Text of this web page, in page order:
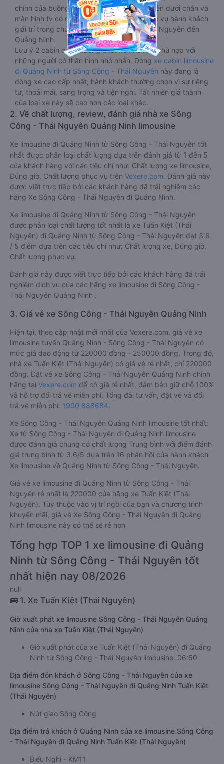
chính của buồng nằm chạy dọc trên đầu, đèn dưới chân và
màn hình tv có đầy đủ phim chuẩn HD phục vụ hành khách
giải trí trong chuyến đi từ Sông Công - Thái Nguyên đến
Quảng Ninh.
Lưu ý 2 cabin cuối thường thiết kế nhỏ hơn phù hợp với
những người có thân hình nhỏ nhắn. Dòng xe cabin limousine
đi Quảng Ninh từ Sông Công - Thái Nguyên này đang là
dòng xe cao cấp nhất, hành khách thường chọn vì sự riêng
tư, thoải mái, sang trọng và tiện nghi. Tất nhiên giá thành
của loại xe này sẽ cao hơn các loại khác.
2. Về chất lượng, review, đánh giá nhà xe Sông
Công - Thái Nguyên Quảng Ninh limousine
Xe limousine đi Quảng Ninh từ Sông Công - Thái Nguyên tốt
nhất được phân loại chất lượng dựa trên đánh giá từ 1 đến 5
của khách hàng với các tiêu chí như: Chất lượng xe limousine,
Đúng giờ, Chất lượng phục vụ trên Vexere.com. Đánh giá này
được viết trực tiếp bởi các khách hàng đã trải nghiệm các
hãng Xe Sông Công - Thái Nguyên đi Quảng Ninh.
Xe limousine đi Quảng Ninh từ Sông Công - Thái Nguyên
được phân loại chất lượng tốt nhất là xe Tuấn Kiệt (Thái
Nguyên) đi Quảng Ninh từ Sông Công - Thái Nguyên đạt 3.6
/ 5 điểm dựa trên các tiêu chí như: Chất lượng xe, Đúng giờ,
Chất lượng phục vụ.
Đánh giá này được viết trực tiếp bởi các khách hàng đã trải
nghiệm dịch vụ của các hãng xe limousine đi Sông Công -
Thái Nguyên Quảng Ninh .
3. Giá vé xe Sông Công - Thái Nguyên Quảng Ninh
Hiện tại, theo cập nhật mới nhất của Vexere.com, giá vé xe
limousine tuyến Quảng Ninh - Sông Công - Thái Nguyên có
mức giá dao động từ 220000 đồng - 250000 đồng. Trong đó,
nhà xe Tuấn Kiệt (Thái Nguyên) có giá vé rẻ nhất, chỉ 220000
đồng. Đặt vé xe Sông Công - Thái Nguyên Quảng Ninh chính
hãng tại Vexere.com để có giá rẻ nhất, đảm bảo giữ chỗ 100%
và hỗ trợ đổi trả vé miễn phí. Tổng đài tư vấn, đặt vé và đổi
trả vé miễn phí: 1900 888684.
Xe Sông Công - Thái Nguyên Quảng Ninh limousine tốt nhất:
Xe từ Sông Công - Thái Nguyên đi Quảng Ninh limousine
được đánh giá chung có chất lượng Trung bình với điểm đánh
giá trung bình từ 3.6/5 dựa trên 16 phản hồi của hành khách
Xe limousine về Quảng Ninh từ Sông Công - Thái Nguyên.
Giá vé xe limousine đi Quảng Ninh từ Sông Công - Thái
Nguyên rẻ nhất là 220000 của hãng xe Tuấn Kiệt (Thái
Nguyên). Tùy thuộc vào vị trí ngồi của bạn và chương trình
khuyến mãi, giá vé Xe Sông Công - Thái Nguyên đi Quảng
Ninh limousine này có thể sẽ rẻ hơn
Tổng hợp TOP 1 xe limousine đi Quảng
Ninh từ Sông Công - Thái Nguyên tốt
nhất hiện nay 08/2026
null
🚌 1. Xe Tuấn Kiệt (Thái Nguyên)
Giờ xuất phát xe limousine Sông Công - Thái Nguyên Quảng
Ninh của nhà xe Tuấn Kiệt (Thái Nguyên)
Giờ xuất phát của xe Tuấn Kiệt (Thái Nguyên) đi Quảng
Ninh từ Sông Công - Thái Nguyên limousine: 06:50
Địa điểm đón khách ở Sông Công - Thái Nguyên của xe
limousine Sông Công - Thái Nguyên đi Quảng Ninh Tuấn Kiệt
(Thái Nguyên)
Nút giao Sông Công
Địa điểm trả khách ở Quảng Ninh của xe limousine Sông Công
- Thái Nguyên đi Quảng Ninh Tuấn Kiệt (Thái Nguyên)
Biểu Nghi - KM11